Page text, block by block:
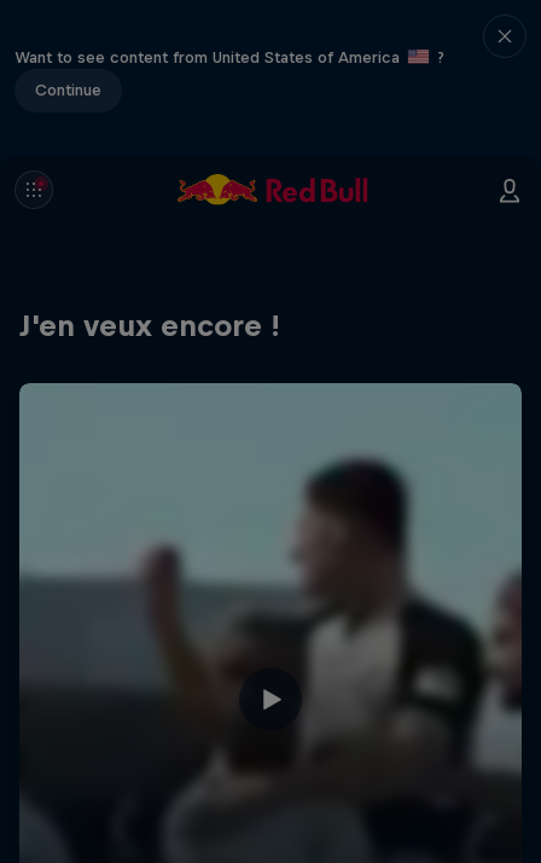
Want to see content from United States of America
?
Continue
J'en veux encore !